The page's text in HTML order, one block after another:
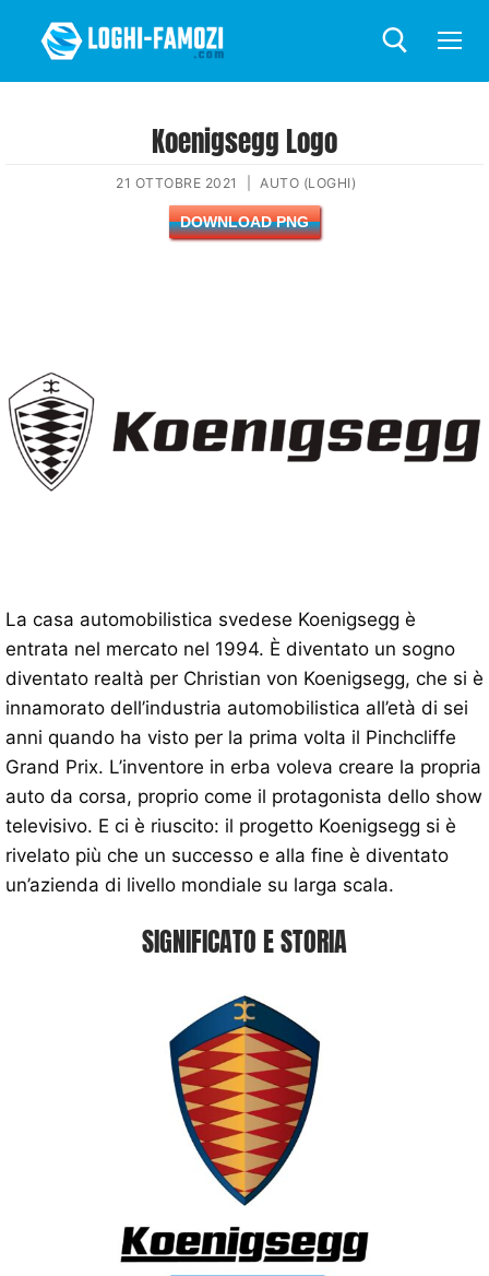
Koenigsegg Logo
21 OTTOBRE 2021 AUTO (LOGHI)
DOWNLOAD PNG
La casa automobilistica svedese Koenigsegg è
entrata nel mercato nel 1994. È diventato un sogno
diventato realtà per Christian von Koenigsegg, che si è
innamorato dell’industria automobilistica all’età di sei
anni quando ha visto per la prima volta il Pinchcliffe
Grand Prix. L’inventore in erba voleva creare la propria
auto da corsa, proprio come il protagonista dello show
televisivo. E ci è riuscito: il progetto Koenigsegg si è
rivelato più che un successo e alla fine è diventato
un’azienda di livello mondiale su larga scala.
SIGNIFICATO E STORIA